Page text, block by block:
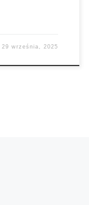
29 września, 2025